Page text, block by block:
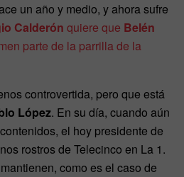
un año y medio, y ahora sufre
Calderón quiere que Belén
parte de la parrilla de la
controvertida, pero que está
López. En su día, cuando aún
el hoy presidente de
rostros de Telecinco en La 1.
como es el caso de